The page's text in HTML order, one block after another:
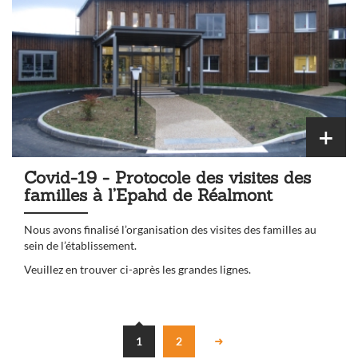
Covid-19 - Protocole des visites des
familles à l’Epahd de Réalmont
Nous avons finalisé l’organisation des visites des familles au
sein de l’établissement.
Veuillez en trouver ci-après les grandes lignes.
1 2